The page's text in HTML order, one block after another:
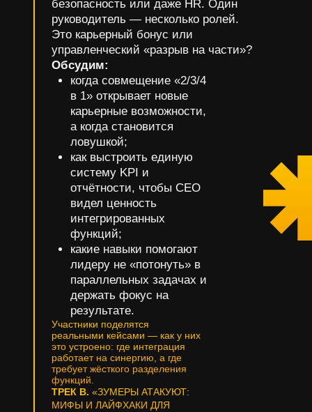
безопасность или даже HR. Один
руководитель — несколько ролей.
Это карьерный бонус или
управленческий «разрыв на части»?
Обсудим:
когда совмещение «2/3/4
в 1» открывает новые
карьерные возможности,
а когда становится
ловушкой;
как выстроить единую
систему KPI и
отчётности, чтобы CEO
видел ценность
интегрированных
функций;
какие навыки помогают
лидеру не «потонуть» в
параллельных задачах и
держать фокус на
результате.
Участники поделятся
реальными кейсами — как у них
это устроено: где интеграция
работает на синергию, а где
требует жёсткого разделения
функций.
ТРЕК B. «ЗУМЕРЫ АТАКУЮТ:
МИФЫ И ЛАЙФХАКИ ДЛЯ